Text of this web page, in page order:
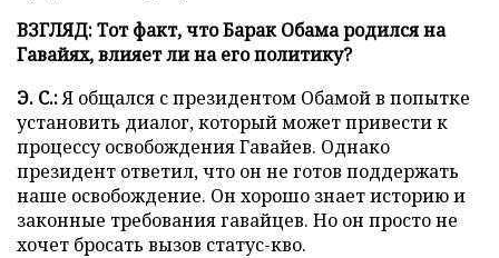
ВЗГЛЯД: Тот факт, что Барак Обама родился на
Гавайях, влияет ли на его политику?
Э. С.:Я общался с президентом Обамой в попытке
установить диалог, который может привести к
процессу освобождения Гавайев. Однако
президент ответил, что он не готов поддержать
наше освобождение. Он хорошо знает историю и
законные требования гавайцев. Но он просто не
хочет бросать вызов статус-кво.